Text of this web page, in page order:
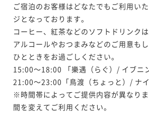
ご宿泊のお客様はどなたでもご利用い
ジとなっております。
コーヒー、紅茶などのソフトドリンクは
アルコールやおつまみなどのご用意も
ひとときをお過ごしください。
15:00～18:00 「樂遇（らぐ）/ イブニ
21:00～23:00「鳥渡（ちょっと）/ ナイ
※時間帯によってご提供内容が異なり
間を変えてご利用ください。